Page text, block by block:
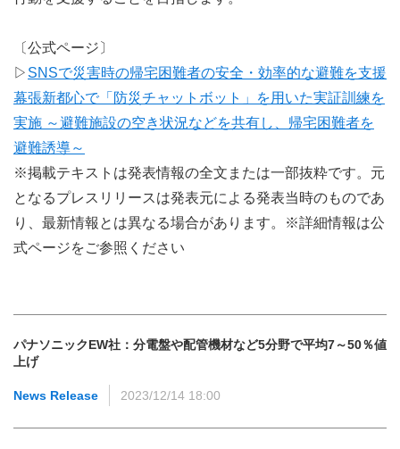
〔公式ページ〕
▷ SNSで災害時の帰宅困難者の安全・効率的な避難を支援
幕張新都心で「防災チャットボット」を用いた実証訓練を
実施 ～避難施設の空き状況などを共有し、帰宅困難者を
避難誘導～
※掲載テキストは発表情報の全文または一部抜粋です。元
となるプレスリリースは発表元による発表当時のものであ
り、最新情報とは異なる場合があります。※詳細情報は公
式ページをご参照ください
パナソニックEW社：分電盤や配管機材など5分野で平均7～50％値
上げ
News Release 2023/12/14 18:00